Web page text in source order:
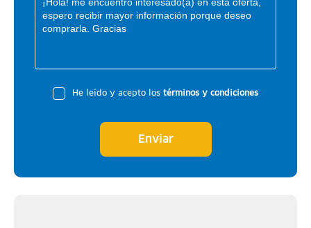
He leído y acepto los términos y condiciones
Enviar